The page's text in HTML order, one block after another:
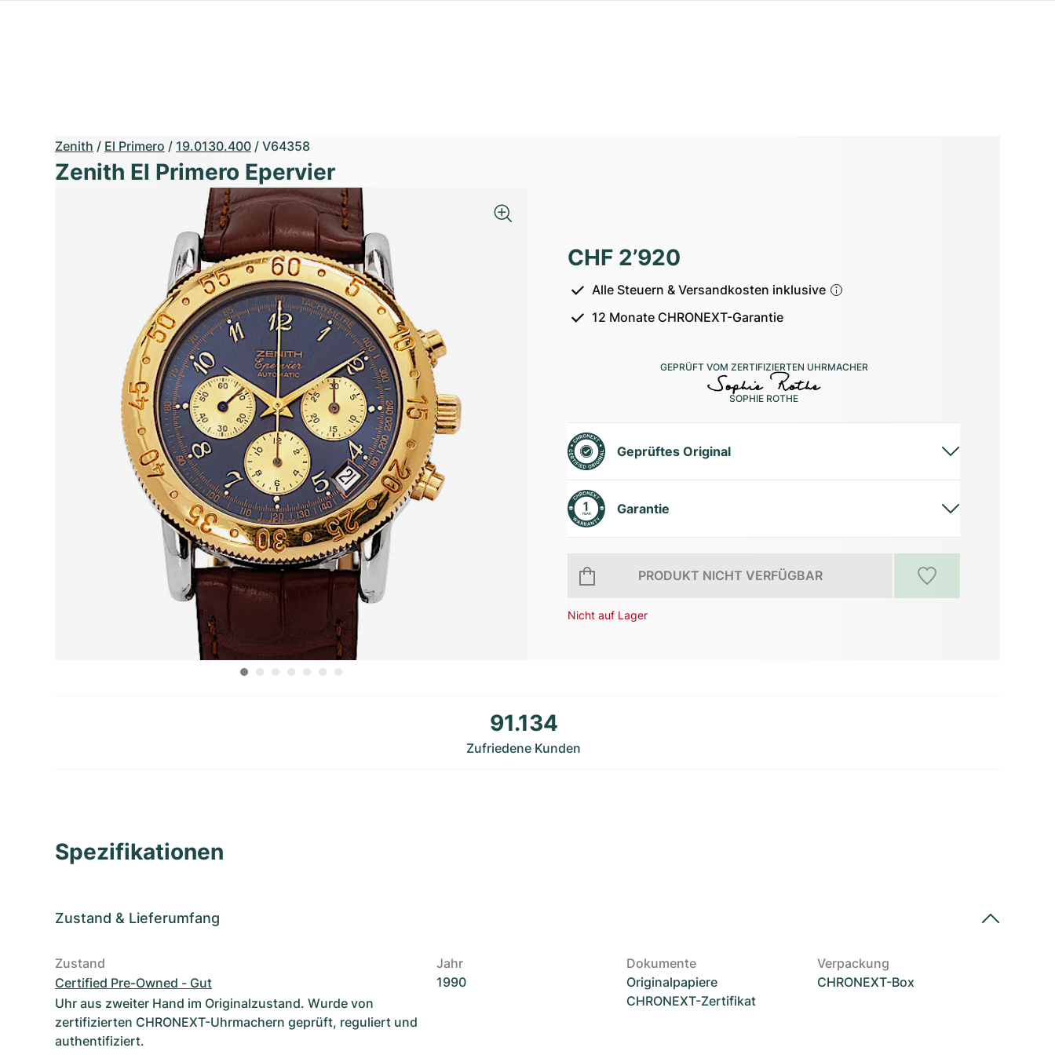
Zenith / El Primero / 19.0130.400 / V64358
Zenith El Primero Epervier
CHF 2’920
Alle Steuern & Versandkosten inklusive
12 Monate CHRONEXT-Garantie
GEPRÜFT VOM ZERTIFIZIERTEN UHRMACHER
SOPHIE ROTHE
Geprüftes Original
Garantie
PRODUKT NICHT VERFÜGBAR
Nicht auf Lager
91.134
Zufriedene Kunden
Spezifikationen
Zustand & Lieferumfang
Zustand
Certified Pre-Owned - Gut
Uhr aus zweiter Hand im Originalzustand. Wurde von
zertifizierten CHRONEXT-Uhrmachern geprüft, reguliert und
authentifiziert.
Jahr
1990
Dokumente
Originalpapiere
CHRONEXT-Zertifikat
Verpackung
CHRONEXT-Box